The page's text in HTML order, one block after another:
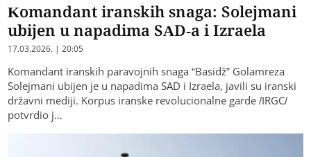
Komandant iranskih snaga: Solejmani
ubijen u napadima SAD-a i Izraela
17.03.2026. | 20:05
Komandant iranskih paravojnih snaga “Basidž” Golamreza
Solejmani ubijen je u napadima SAD i Izraela, javili su iranski
državni mediji. Korpus iranske revolucionalne garde /IRGC/
potvrdio j…